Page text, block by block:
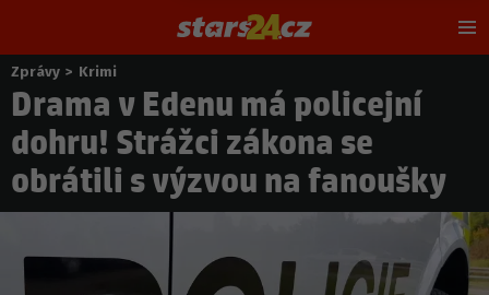
Nacházíte
se
zde:
Zprávy > Krimi
Drama v Edenu má policejní
dohru! Strážci zákona se
obrátili s výzvou na fanoušky